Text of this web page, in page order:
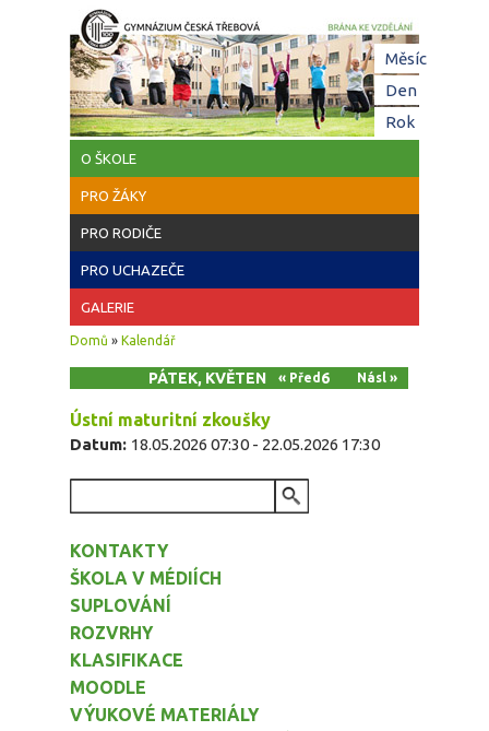
Přejít k hlavnímu obsahu
O ŠKOLE
PRO ŽÁKY
PRO RODIČE
PRO UCHAZEČE
GALERIE
Jste zde
Domů » Kalendář
PÁTEK, KVĚTEN 22, 2026
« Před Násl »
Ústní maturitní zkoušky
Datum: 18.05.2026 07:30 - 22.05.2026 17:30
KONTAKTY
ŠKOLA V MÉDIÍCH
SUPLOVÁNÍ
ROZVRHY
KLASIFIKACE
MOODLE
VÝUKOVÉ MATERIÁLY
Měsíc
Den(aktivní
Rok